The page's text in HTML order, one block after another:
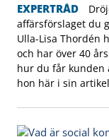
EXPERTRÅD
affärsförslaget du
Ulla-Lisa Thordén
och har över 40
hur du får kunden
hon här i sin